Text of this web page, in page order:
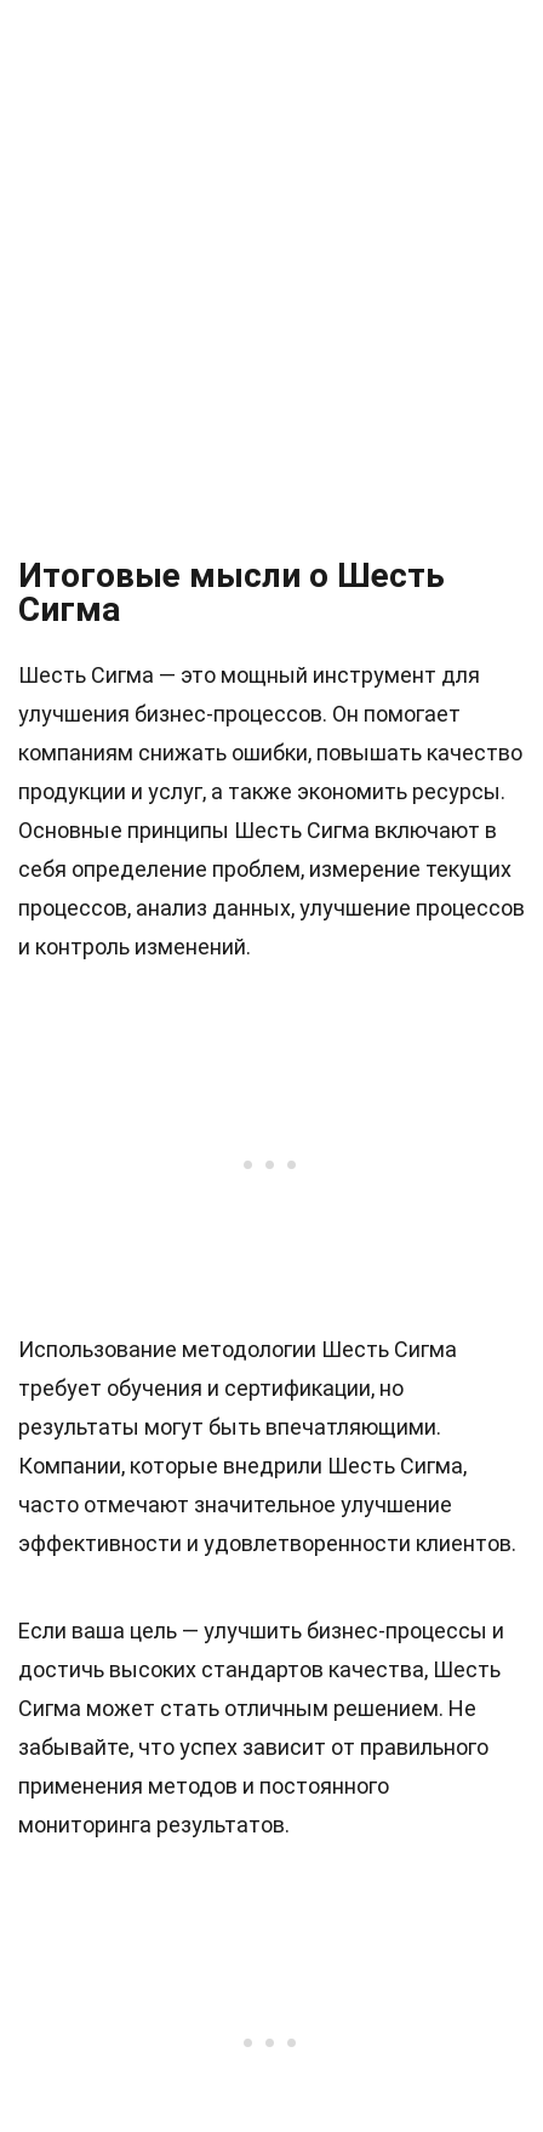
Итоговые мысли о Шесть
Сигма
Шесть Сигма — это мощный инструмент для
улучшения бизнес-процессов. Он помогает
компаниям снижать ошибки, повышать качество
продукции и услуг, а также экономить ресурсы.
Основные принципы Шесть Сигма включают в
себя определение проблем, измерение текущих
процессов, анализ данных, улучшение процессов
и контроль изменений.
Использование методологии Шесть Сигма
требует обучения и сертификации, но
результаты могут быть впечатляющими.
Компании, которые внедрили Шесть Сигма,
часто отмечают значительное улучшение
эффективности и удовлетворенности клиентов.
Если ваша цель — улучшить бизнес-процессы и
достичь высоких стандартов качества, Шесть
Сигма может стать отличным решением. Не
забывайте, что успех зависит от правильного
применения методов и постоянного
мониторинга результатов.